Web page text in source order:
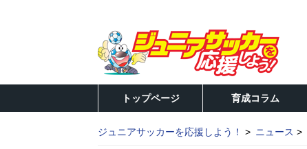
トップページ 育成コラム
ジュニアサッカーを応援しよう！ ニュース